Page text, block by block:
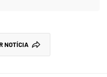
NOTÍCIA